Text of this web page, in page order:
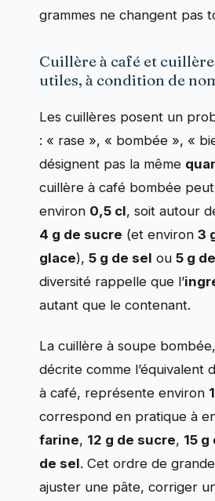
grammes ne changent pas
Cuillère à café et cuillère
utiles, à condition de
Les cuillères posent un
: « rase », « bombée », «
désignent pas la même
cuillère à café bombée
environ 0,5 cl, soit autour
4 g de sucre (et environ 3
glace), 5 g de sel ou 5 g
diversité rappelle que l’
autant que le contenant.
La cuillère à soupe
décrite comme l’équivalent
à café, représente environ
correspond en pratique à
farine, 12 g de sucre, 15 g
de sel. Cet ordre de
ajuster une pâte, corriger